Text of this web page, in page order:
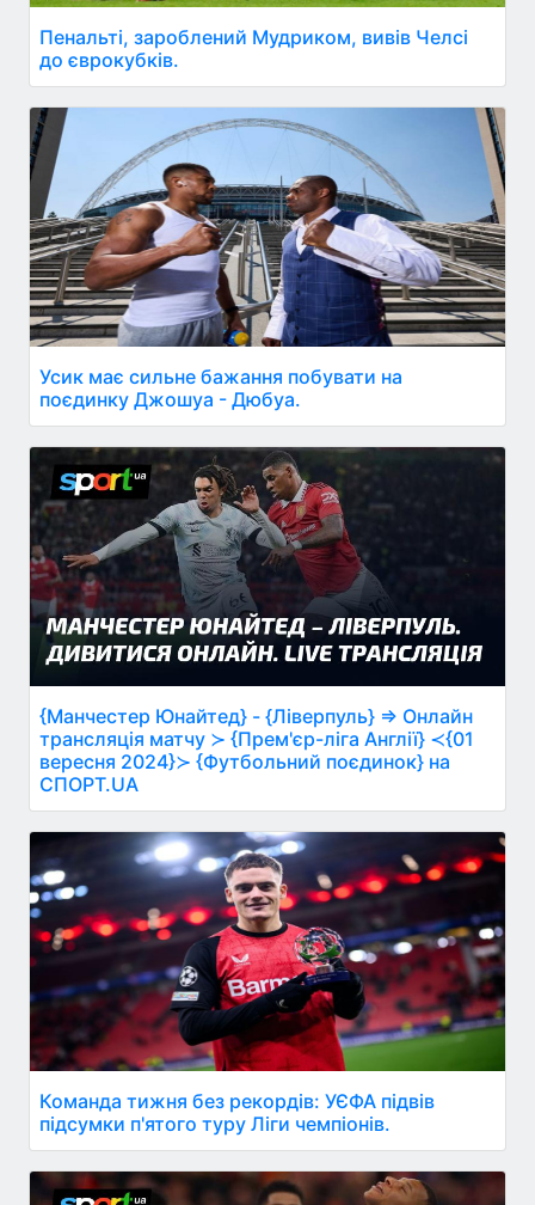
Пенальті, зароблений Мудриком, вивів Челсі
до єврокубків.
Усик має сильне бажання побувати на
поєдинку Джошуа - Дюбуа.
{Манчестер Юнайтед} - {Ліверпуль} ⇒ Онлайн
трансляція матчу ≻ {Прем'єр-ліга Англії} ≺{01
вересня 2024}≻ {Футбольний поєдинок} на
СПОРТ.UA
Команда тижня без рекордів: УЄФА підвів
підсумки п'ятого туру Ліги чемпіонів.